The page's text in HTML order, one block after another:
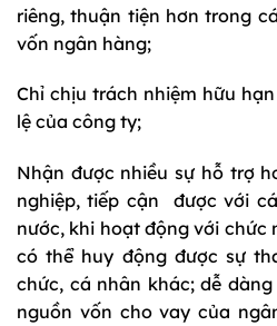
riêng, thuận tiện hơn trong
vốn ngân hàng;
Chỉ chịu trách nhiệm hữu
lệ của công ty;
Nhận được nhiều sự hỗ trợ
nghiệp, tiếp cận được với
nước, khi hoạt động với chức
có thể huy động được sự
chức, cá nhân khác; dễ
nguồn vốn cho vay của